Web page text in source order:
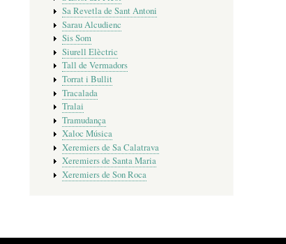
Sa Revetla de Sant Antoni
Sarau Alcudienc
Sis Som
Siurell Elèctric
Tall de Vermadors
Torrat i Bullit
Tracalada
Tralai
Tramudança
Xaloc Música
Xeremiers de Sa Calatrava
Xeremiers de Santa Maria
Xeremiers de Son Roca